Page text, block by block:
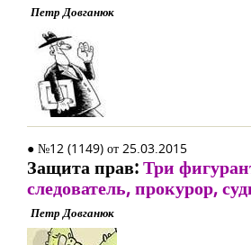
Петр Довганюк
● №12 (1149) от 25.03.2015
Защита прав:Три
следователь, прокурор,
Петр Довганюк